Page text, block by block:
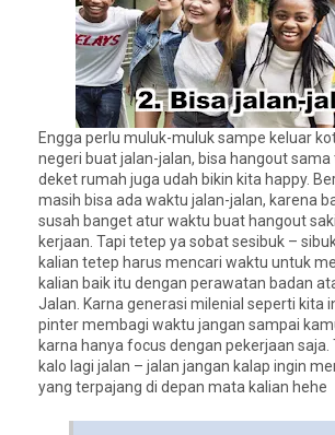
Engga perlu muluk-muluk sampe keluar
negeri buat jalan-jalan, bisa hangout sama
deket rumah juga udah bikin kita happy.
masih bisa ada waktu jalan-jalan, karena
susah banget atur waktu buat hangout
kerjaan. Tapi tetep ya sobat sesibuk –
kalian tetep harus mencari waktu untuk
kalian baik itu dengan perawatan badan
Jalan. Karna generasi milenial seperti kita
pinter membagi waktu jangan sampai
karna hanya focus dengan pekerjaan
kalo lagi jalan – jalan jangan kalap ingin
yang terpajang di depan mata kalian hehe